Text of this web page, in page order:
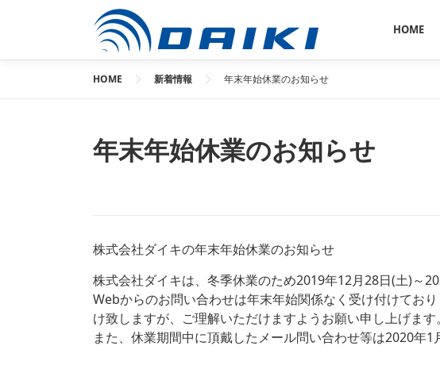
ン
HOME
HOME 新着情報 年末年始休業のお知らせ
年末年始休業のお知らせ
株式会社ダイキの年末年始休業のお知らせ
株式会社ダイキは、冬季休業のため2019年12月28日(土)～
Webからのお問い合わせは年末年始関係なく受け付けてお
け致しますが、ご理解いただけますようお願い申し上げます。
また、休業期間中に頂戴したメール問い合わせ等は2020年1